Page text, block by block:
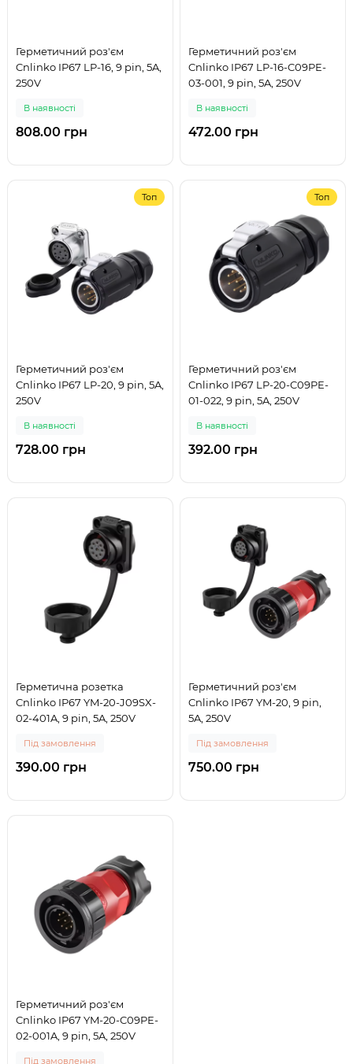
Герметичний роз'єм
Cnlinko IP67 LP-16, 9 pin, 5A,
250V
В наявності
808.00 грн
Герметичний роз'єм
Cnlinko IP67 LP-16-C09PE-
03-001, 9 pin, 5A, 250V
В наявності
472.00 грн
Топ
Герметичний роз'єм
Cnlinko IP67 LP-20, 9 pin, 5A,
250V
В наявності
728.00 грн
Топ
Герметичний роз'єм
Cnlinko IP67 LP-20-C09PE-
01-022, 9 pin, 5A, 250V
В наявності
392.00 грн
Герметична розетка
Cnlinko IP67 YM-20-J09SX-
02-401A, 9 pin, 5A, 250V
Під замовлення
390.00 грн
Герметичний роз'єм
Cnlinko IP67 YM-20, 9 pin,
5A, 250V
Під замовлення
750.00 грн
Герметичний роз'єм
Cnlinko IP67 YM-20-C09PE-
02-001A, 9 pin, 5A, 250V
Під замовлення